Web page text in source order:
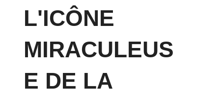
L'ICÔNE
MIRACULEUS
E DE LA